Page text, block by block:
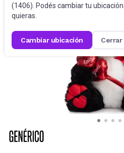
(1406). Podés cambiar tu
quieras.
cambiar ubicación cerrar